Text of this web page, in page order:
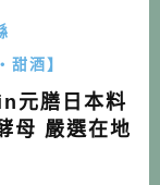
甜酒】
元膳日本料
母 嚴選在地